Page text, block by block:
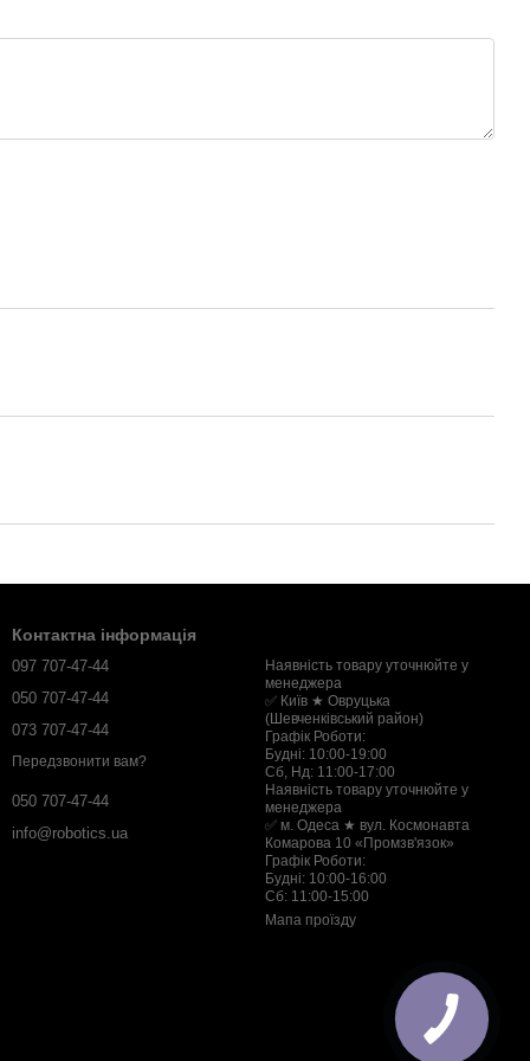
Контактна інформація
097 707-47-44
050 707-47-44
073 707-47-44
Передзвонити вам?
050 707-47-44
info@robotics.ua
Наявність товару уточнюйте у
менеджера
✅ Київ ★ Овруцька
(Шевченківський район)
Графік Роботи:
Будні: 10:00-19:00
Сб, Нд: 11:00-17:00
Наявність товару уточнюйте у
менеджера
✅ м. Одеса ★ вул. Космонавта
Комарова 10 «Промзв'язок»
Графік Роботи:
Будні: 10:00-16:00
Сб: 11:00-15:00
Мапа проїзду